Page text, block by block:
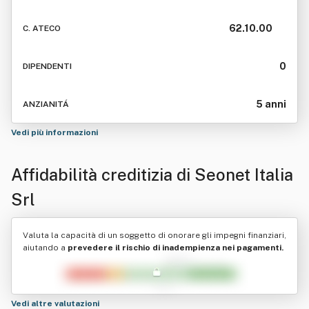
C. ATECO 62.10.00
DIPENDENTI 0
ANZIANITÁ 5 anni
Vedi più informazioni
Affidabilità creditizia di Seonet Italia
Srl
Valuta la capacità di un soggetto di onorare gli impegni finanziari,
aiutando a prevedere il rischio di inadempienza nei pagamenti.
Vedi altre valutazioni